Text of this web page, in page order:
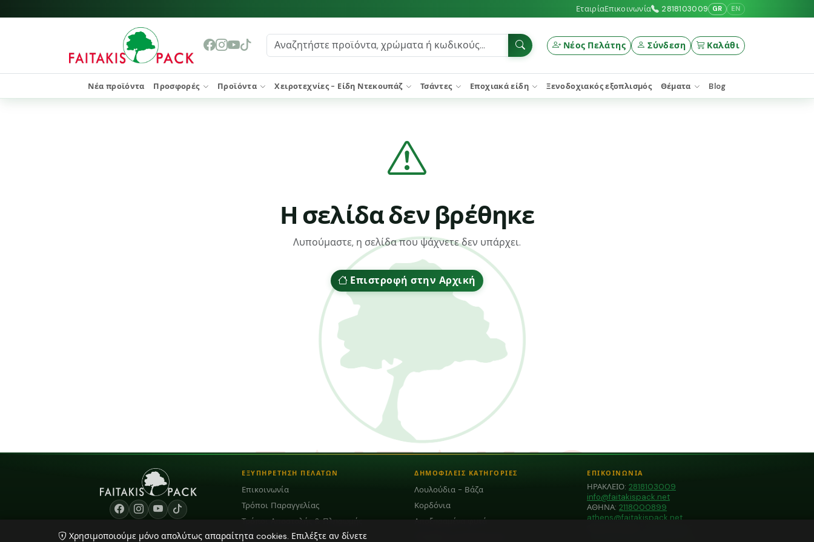
ΕταιρίαΕπικοινωνία 2818103009 GR EN
Νέος Πελάτης Σύνδεση Καλάθι
Νέα προϊόντα Προσφορές Προϊόντα Χειροτεχνίες - Είδη Ντεκουπάζ Τσάντες Εποχιακά είδη Ξενοδοχιακός εξοπλισμός Θέματα Blog
Η σελίδα δεν βρέθηκε
Λυπούμαστε, η σελίδα που ψάχνετε δεν υπάρχει.
Επιστροφή στην Αρχική
ΕΞΥΠΗΡΕΤΗΣΗ ΠΕΛΑΤΩΝ
Επικοινωνία
Τρόποι Παραγγελίας
Τρόποι Αποστολής & Πληρωμής
Blog
ΔΗΜΟΦΙΛΕΙΣ ΚΑΤΗΓΟΡΙΕΣ
Λουλούδια - Βάζα
Κορδόνια
Αποξηραμένα φυτά
ΕΠΙΚΟΙΝΩΝΙΑ
ΗΡΑΚΛΕΙΟ: 2818103009
info@faitakispack.net
ΑΘΗΝΑ: 2118000899
athens@faitakispack.net
Χρησιμοποιούμε μόνο απολύτως απαραίτητα cookies. Επιλέξτε αν δίνετε